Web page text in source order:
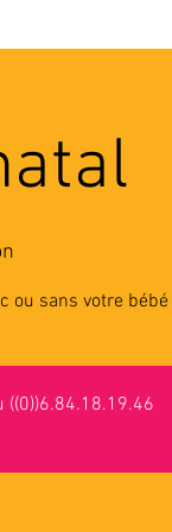
ou sans votre bébé
((0))6.84.18.19.46